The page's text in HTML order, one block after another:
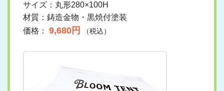
サイズ：丸形280×100H
材質：鋳造金物・黒焼付塗装
価格： 9,680円 （税込）